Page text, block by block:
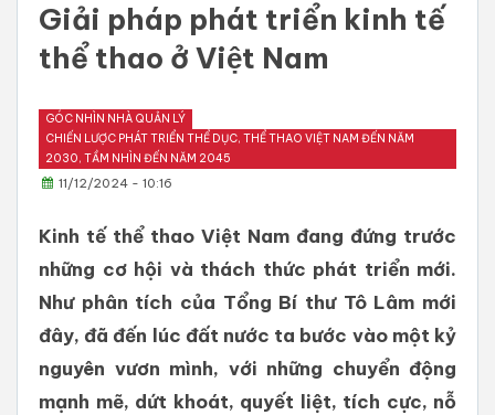
Giải pháp phát triển kinh tế
thể thao ở Việt Nam
GÓC NHÌN NHÀ QUẢN LÝ
CHIẾN LƯỢC PHÁT TRIỂN THỂ DỤC, THỂ THAO VIỆT NAM ĐẾN NĂM
2030, TẦM NHÌN ĐẾN NĂM 2045
11/12/2024 - 10:16
Kinh tế thể thao Việt Nam đang đứng trước
những cơ hội và thách thức phát triển mới.
Như phân tích của Tổng Bí thư Tô Lâm mới
đây, đã đến lúc đất nước ta bước vào một kỷ
nguyên vươn mình, với những chuyển động
mạnh mẽ, dứt khoát, quyết liệt, tích cực, nỗ